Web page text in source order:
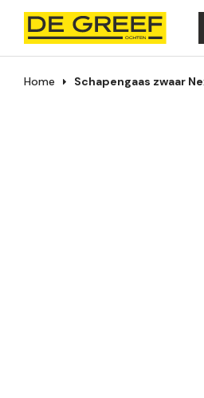
Home Schapengaas zwaar